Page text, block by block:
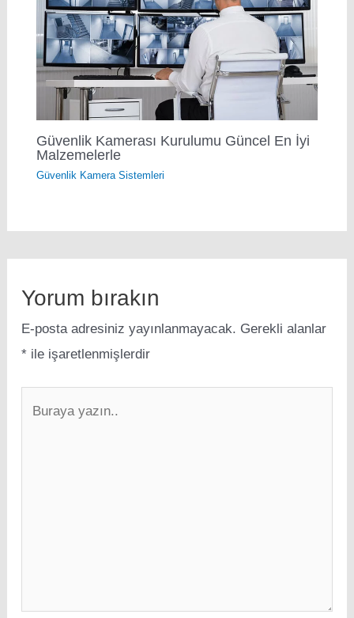
Güvenlik Kamerası Kurulumu Güncel En İyi
Malzemelerle
Güvenlik Kamera Sistemleri
Yorum bırakın
E-posta adresiniz yayınlanmayacak. Gerekli alanlar
*ile işaretlenmişlerdir